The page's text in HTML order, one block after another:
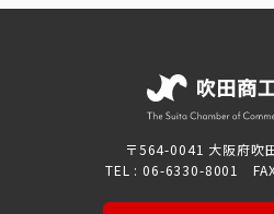
〒564-0041 大阪府吹
TEL : 06-6330-8001